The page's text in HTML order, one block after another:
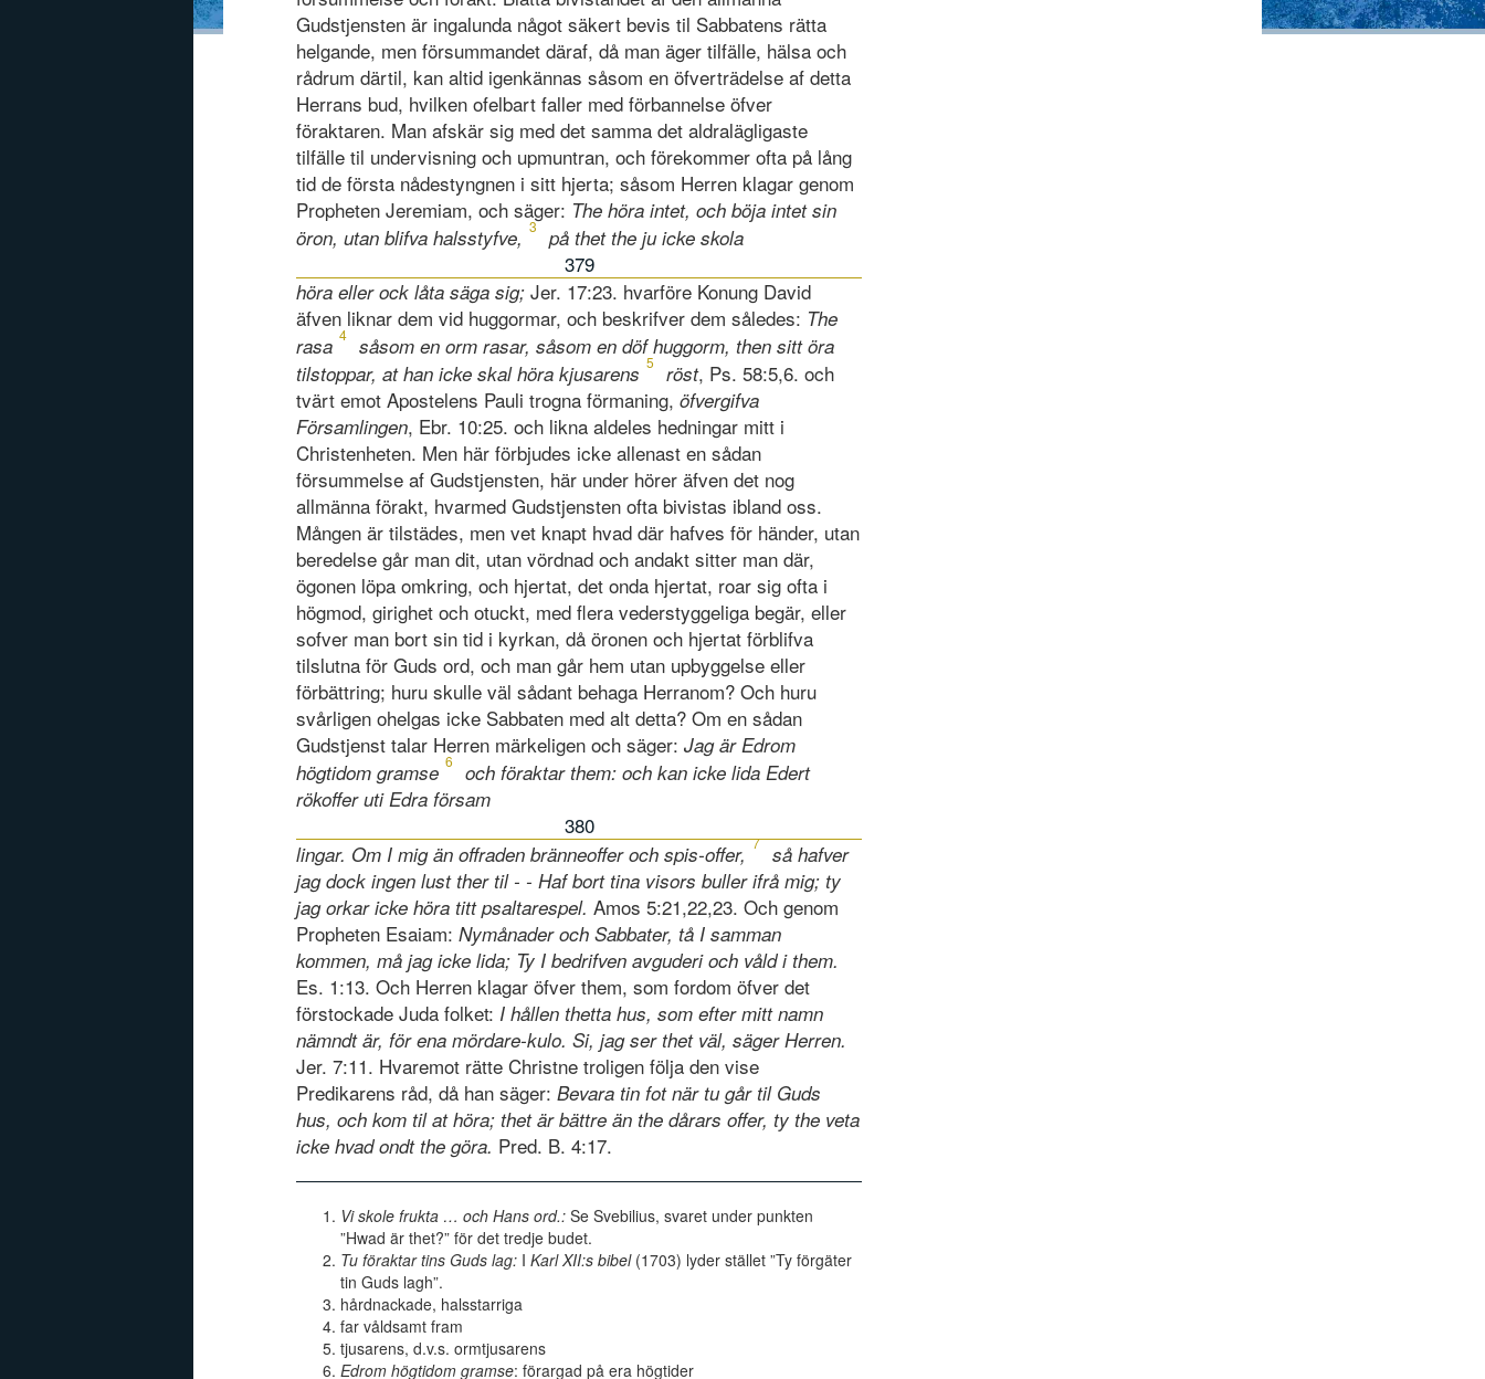
Gudstjensten är ingalunda något säkert bevis til Sabbatens rätta
helgande, men försummandet däraf, då man äger tilfälle, hälsa och
rådrum därtil, kan altid igenkännas såsom en öfverträdelse af detta
Herrans bud, hvilken ofelbart faller med förbannelse öfver
föraktaren. Man afskär sig med det samma det aldralägligaste
tilfälle til undervisning och upmuntran, och förekommer ofta på lång
tid de första nådestyngnen i sitt hjerta; såsom Herren klagar genom
Propheten Jeremiam, och säger: The höra intet, och böja intet sin
öron, utan blifva halsstyfve, 3 på thet the ju icke skola
379
höra eller ock låta säga sig; Jer. 17:23. hvarföre Konung David
äfven liknar dem vid huggormar, och beskrifver dem således: The
rasa 4
såsom en orm rasar, såsom en döf huggorm, then sitt öra
tilstoppar, at han icke skal höra kjusarens 5 röst, Ps. 58:5,6. och
tvärt emot Apostelens Pauli trogna förmaning,öfvergifva
Församlingen, Ebr. 10:25. och likna aldeles hedningar mitt i
Christenheten. Men här förbjudes icke allenast en sådan
försummelse af Gudstjensten, här under hörer äfven det nog
allmänna förakt, hvarmed Gudstjensten ofta bivistas ibland oss.
Mången är tilstädes, men vet knapt hvad där hafves för händer, utan
beredelse går man dit, utan vördnad och andakt sitter man där,
ögonen löpa omkring, och hjertat, det onda hjertat, roar sig ofta i
högmod, girighet och otuckt, med flera vederstyggeliga begär, eller
sofver man bort sin tid i kyrkan, då öronen och hjertat förblifva
tilslutna för Guds ord, och man går hem utan upbyggelse eller
förbättring; huru skulle väl sådant behaga Herranom? Och huru
svårligen ohelgas icke Sabbaten med alt detta? Om en sådan
Gudstjenst talar Herren märkeligen och säger:Jag är Edrom
högtidom gramse 6
och föraktar them: och kan icke lida Edert
rökoffer uti Edra försam
380
lingar. Om I mig än offraden bränneoffer och spis-offer, 7
så hafver
jag dock ingen lust ther til - - Haf bort tina visors buller ifrå mig; ty
jag orkar icke höra titt psaltarespel. Amos 5:21,22,23. Och genom
Propheten Esaiam:Nymånader och Sabbater, tå I samman
kommen, må jag icke lida; Ty I bedrifven avguderi och våld i them.
Es. 1:13. Och Herren klagar öfver them, som fordom öfver det
förstockade Juda folket: I hållen thetta hus, som efter mitt namn
nämndt är, för ena mördare-kulo. Si, jag ser thet väl, säger Herren.
Jer. 7:11. Hvaremot rätte Christne troligen följa den vise
Predikarens råd, då han säger:Bevara tin fot när tu går til Guds
hus, och kom til at höra; thet är bättre än the dårars offer, ty the veta
icke hvad ondt the göra. Pred. B. 4:17.
Vi skole frukta … och Hans ord.: Se Svebilius, svaret under punkten
”Hwad är thet?” för det tredje budet.
Tu föraktar tins Guds lag: IKarl XII:s bibel(1703) lyder stället ”Ty förgäter
tin Guds lagh”.
hårdnackade, halsstarriga
far våldsamt fram
tjusarens, d.v.s. ormtjusarens
Edrom högtidom gramse: förargad på era högtider